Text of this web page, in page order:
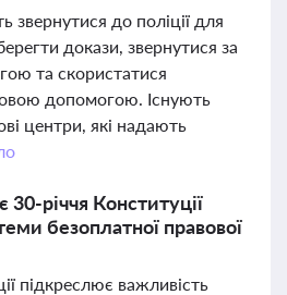
до поліції для
докази, звернутися за
та скористатися
допомогою. Існують
центри, які надають
річчя Конституції
безоплатної правової
підкреслює важливість